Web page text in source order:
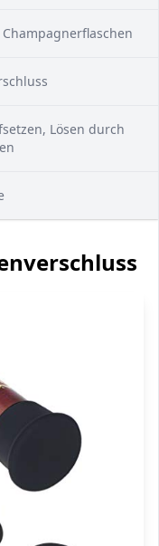
Lösen durch